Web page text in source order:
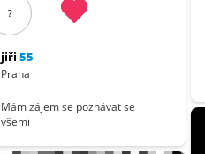
?
jiři 55
Praha
Mám zájem se poznávat se
všemi